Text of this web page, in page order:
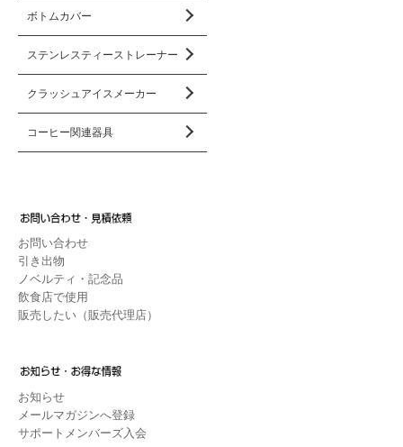
ボトムカバー
ステンレスティーストレーナー
クラッシュアイスメーカー
コーヒー関連器具
お問い合わせ
引き出物
ノベルティ・記念品
飲食店で使用
販売したい（販売代理店）
お知らせ
メールマガジンへ登録
サポートメンバーズ入会